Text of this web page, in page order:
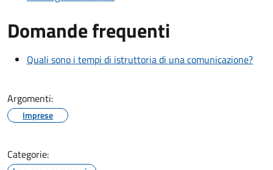
Domande frequenti
Quali sono i tempi di istruttoria di una comunicazione?
Argomenti:
Imprese
Categorie: